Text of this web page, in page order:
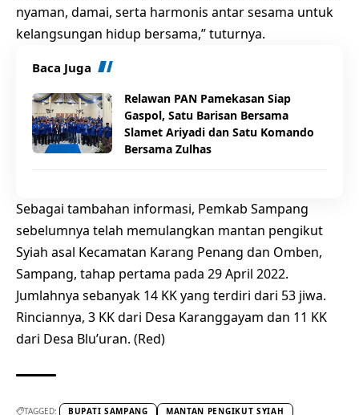
nyaman, damai, serta harmonis antar sesama untuk
kelangsungan hidup bersama,” tuturnya.
Baca Juga
Relawan PAN Pamekasan Siap
Gaspol, Satu Barisan Bersama
Slamet Ariyadi dan Satu Komando
Bersama Zulhas
Sebagai tambahan informasi, Pemkab Sampang
sebelumnya telah memulangkan mantan pengikut
Syiah asal Kecamatan Karang Penang dan Omben,
Sampang, tahap pertama pada 29 April 2022.
Jumlahnya sebanyak 14 KK yang terdiri dari 53 jiwa.
Rinciannya, 3 KK dari Desa Karanggayam dan 11 KK
dari Desa Blu’uran. (Red)
TAGGED: BUPATI SAMPANG
MANTAN PENGIKUT SYIAH